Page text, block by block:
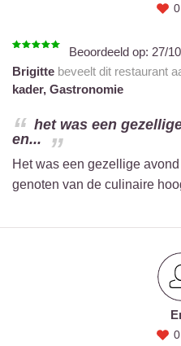
0
Beoordeeld op: 27/
Brigitte beveelt dit restaurant
kader, Gastronomie
het was een
en...
Het was een gezellige
genoten van de culinaire
0